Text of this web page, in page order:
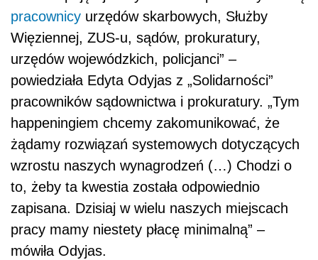
pracownicy urzędów skarbowych, Służby
Więziennej, ZUS-u, sądów, prokuratury,
urzędów wojewódzkich, policjanci” –
powiedziała Edyta Odyjas z „Solidarności”
pracowników sądownictwa i prokuratury. „Tym
happeningiem chcemy zakomunikować, że
żądamy rozwiązań systemowych dotyczących
wzrostu naszych wynagrodzeń (…) Chodzi o
to, żeby ta kwestia została odpowiednio
zapisana. Dzisiaj w wielu naszych miejscach
pracy mamy niestety płacę minimalną” –
mówiła Odyjas.